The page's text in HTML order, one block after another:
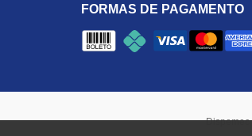
FORMAS DE PAGAMENTO
Dispemec